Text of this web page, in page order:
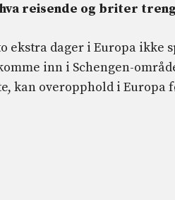
reisende og briter
ekstra dager i Europa ikke
inn i Schengen-
kan overopphold i